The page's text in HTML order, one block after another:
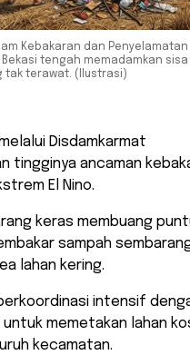
Kebakaran dan Penyelamatan
tengah memadamkan
tak terawat. (Ilustrasi)
Disdamkarmat
tingginya ancaman
El Nino.
keras membuang
sampah
lahan kering.
intensif
untuk memetakan lahan
kecamatan.